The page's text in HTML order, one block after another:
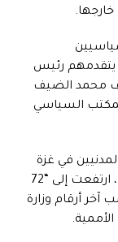
يتقدمهم رئيس
محمد الضيف
السياسي
في غزة
ومنهم أكثر من 21 ألف طفل منذ أكتوبر 2023، ارتفعت إلى “72
و664 مصابا”، حسب آخر أرقام وزارة